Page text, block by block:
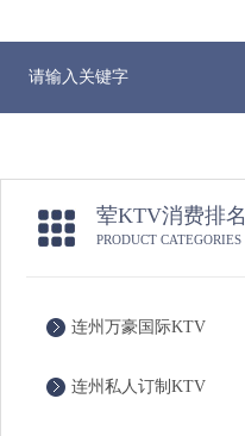
荤KTV消费排名
PRODUCT CATEGORIES
连州万豪国际KTV
连州私人订制KTV